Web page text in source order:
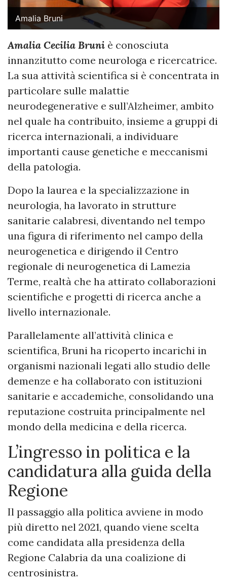
Amalia Bruni
Amalia Cecilia Bruni è conosciuta
innanzitutto come neurologa e ricercatrice.
La sua attività scientifica si è concentrata in
particolare sulle malattie
neurodegenerative e sull’Alzheimer, ambito
nel quale ha contribuito, insieme a gruppi di
ricerca internazionali, a individuare
importanti cause genetiche e meccanismi
della patologia.
Dopo la laurea e la specializzazione in
neurologia, ha lavorato in strutture
sanitarie calabresi, diventando nel tempo
una figura di riferimento nel campo della
neurogenetica e dirigendo il Centro
regionale di neurogenetica di Lamezia
Terme, realtà che ha attirato collaborazioni
scientifiche e progetti di ricerca anche a
livello internazionale.
Parallelamente all’attività clinica e
scientifica, Bruni ha ricoperto incarichi in
organismi nazionali legati allo studio delle
demenze e ha collaborato con istituzioni
sanitarie e accademiche, consolidando una
reputazione costruita principalmente nel
mondo della medicina e della ricerca.
L’ingresso in politica e la
candidatura alla guida della
Regione
Il passaggio alla politica avviene in modo
più diretto nel 2021, quando viene scelta
come candidata alla presidenza della
Regione Calabria da una coalizione di
centrosinistra.